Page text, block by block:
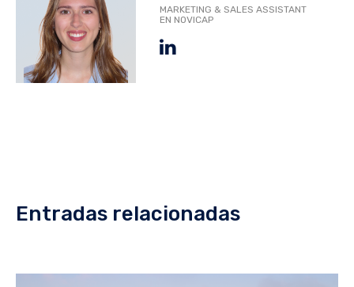
MARKETING & SALES ASSISTANT
EN NOVICAP
Entradas relacionadas